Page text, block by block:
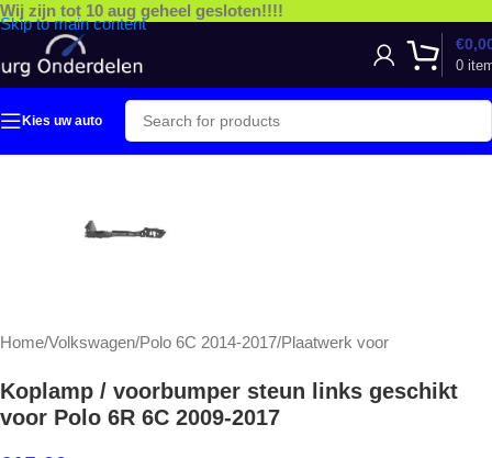
Skip to main content
Wij zijn tot 10 aug geheel gesloten!!!!
0
€
Kies uw auto
Home/Volkswagen/Polo 6C 2014-2017/Plaatwerk voor
Koplamp / voorbumper steun links geschikt
voor Polo 6R 6C 2009-2017